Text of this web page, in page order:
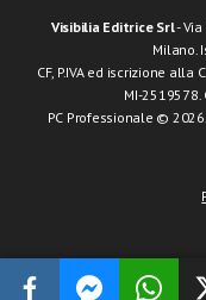
Visibilia Editrice Srl- Via
Milano.
CF, P.IVA ed iscrizione alla
MI-2519578.
PC Professionale ©